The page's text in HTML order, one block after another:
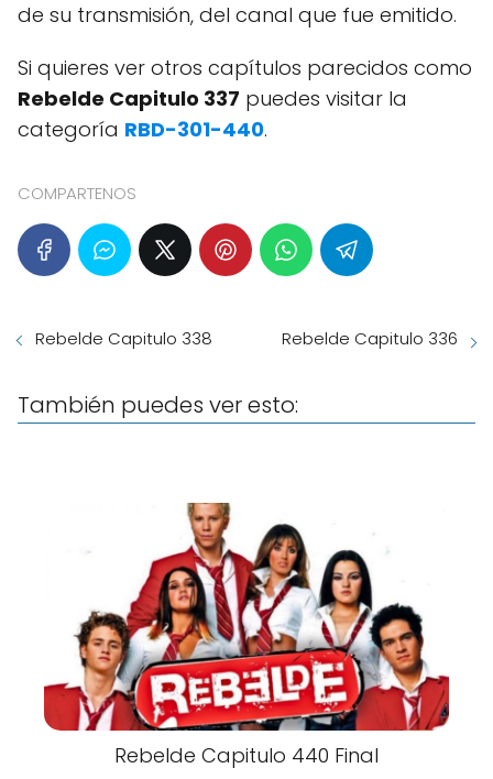
de su transmisión, del canal que fue emitido.
Si quieres ver otros capítulos parecidos como
Rebelde Capitulo 337 puedes visitar la
categoría RBD-301-440.
COMPARTENOS
Rebelde Capitulo 338 Rebelde Capitulo 336
También puedes ver esto:
Rebelde Capitulo 440 Final